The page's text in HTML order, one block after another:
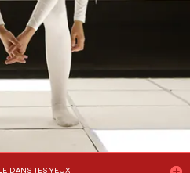
DANS TES YEUX